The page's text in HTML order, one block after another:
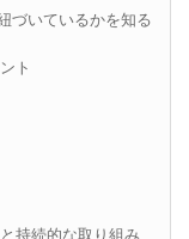
づいているかを知る
ト
持続的な取り組み